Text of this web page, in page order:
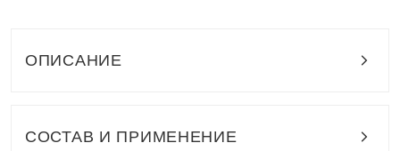
ОПИСАНИЕ
СОСТАВ И ПРИМЕНЕНИЕ